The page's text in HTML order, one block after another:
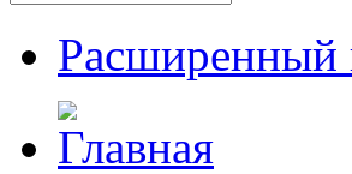
Расширенный